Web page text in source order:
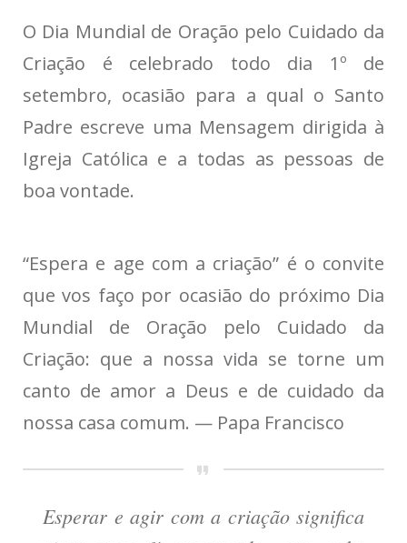
O Dia Mundial de Oração pelo Cuidado da
Criação é celebrado todo dia 1º de
setembro, ocasião para a qual o Santo
Padre escreve uma Mensagem dirigida à
Igreja Católica e a todas as pessoas de
boa vontade.
“Espera e age com a criação” é o convite
que vos faço por ocasião do próximo Dia
Mundial de Oração pelo Cuidado da
Criação: que a nossa vida se torne um
canto de amor a Deus e de cuidado da
nossa casa comum. — Papa Francisco
Esperar e agir com a criação significa